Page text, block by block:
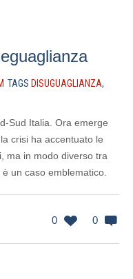
TAGS DISUGUAGLIANZA,
Sud Italia. Ora emerge
crisi ha accentuato le
ma in modo diverso tra
un caso emblematico.
0 0